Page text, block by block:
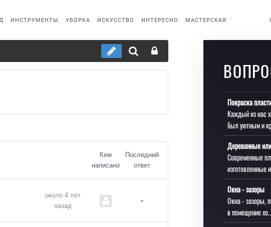
ИНСТРУМЕНТЫ УБОРКА ИСКУССТВО ИНТЕРЕСНО МАСТЕРСКАЯ
Кем
написано
Последний
ответ
около 4 лет
назад
-
Покраска
Каждый из нас
был уютным и
Деревянные
Современные
изготовленные
Окна - зазоры
Окна - зазоры,
в помещение